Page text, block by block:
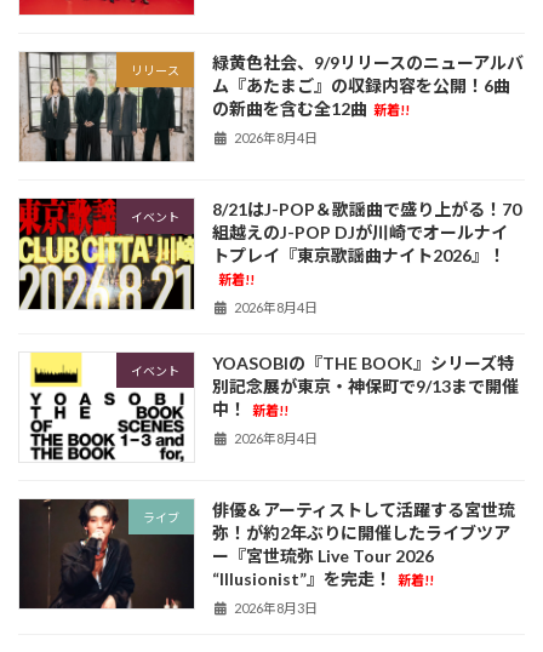
リリース
緑黄色社会、9/9リリースのニューアルバ
ム『あたまご』の収録内容を公開！6曲
の新曲を含む全12曲 新着!!
2026年8月4日
イベント
8/21はJ-POP＆歌謡曲で盛り上がる！70
組越えのJ-POP DJが川崎でオールナイ
トプレイ『東京歌謡曲ナイト2026』！
新着!!
2026年8月4日
イベント
YOASOBIの『THE BOOK』シリーズ特
別記念展が東京・神保町で9/13まで開催
中！
新着!!
2026年8月4日
ライブ
俳優＆アーティストして活躍する宮世琉
弥！が約2年ぶりに開催したライブツア
ー『宮世琉弥 Live Tour 2026
“Illusionist”』を完走！
新着!!
2026年8月3日